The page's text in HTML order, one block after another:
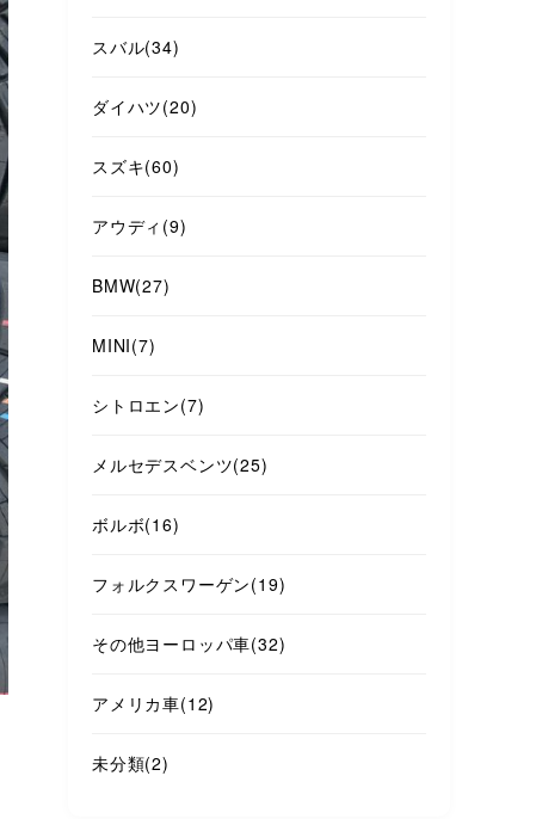
スバル(34)
ダイハツ(20)
スズキ(60)
アウディ (9)
BMW(27)
MINI(7)
シトロエン(7)
メルセデスベンツ(25)
ボルボ(16)
フォルクスワーゲン(19)
その他ヨーロッパ車(32)
アメリカ車(12)
未分類(2)